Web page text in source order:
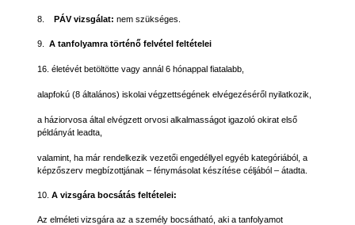
8. PÁV vizsgálat: nem szükséges.
9. A tanfolyamra történő felvétel feltételei
16. életévét betöltötte vagy annál 6 hónappal fiatalabb,
alapfokú (8 általános) iskolai végzettségének elvégezéséről nyilatkozik,
a háziorvosa által elvégzett orvosi alkalmasságot igazoló okirat első
példányát leadta,
valamint, ha már rendelkezik vezetői engedéllyel egyéb kategóriából, a
képzőszerv megbízottjának – fénymásolat készítése céljából – átadta.
10. A vizsgára bocsátás feltételei:
Az elméleti vizsgára az a személy bocsátható, aki a tanfolyamot